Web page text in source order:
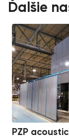
Ďalšie
PZP